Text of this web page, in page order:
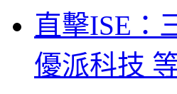
直擊ISE：
優派科技